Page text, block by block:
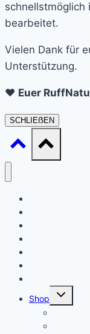
schnellstmöglich
bearbeitet.
Vielen Dank für
Unterstützung.
❤️ Euer
SCHLIEẞEN
Shop
Untermenü